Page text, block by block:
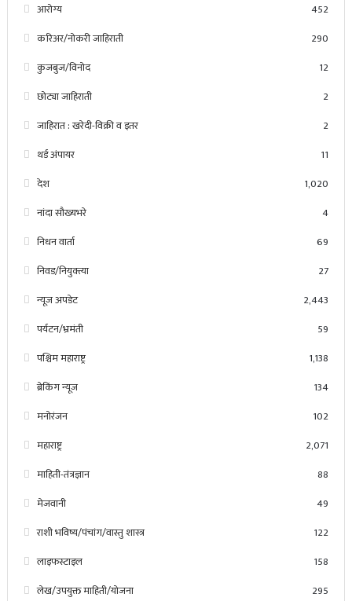
आरोग्य
452
करिअर/नोकरी जाहिराती
290
कुजबुज/विनोद
12
छोट्या जाहिराती
2
जाहिरात : खरेदी-विक्री व इतर
2
थर्ड अंपायर
11
देश
1,020
नांदा सौख्यभरे
4
निधन वार्ता
69
निवड/नियुक्त्या
27
न्यूज अपडेट
2,443
पर्यटन/भ्रमंती
59
पश्चिम महाराष्ट्र
1,138
ब्रेकिंग न्यूज
134
मनोरंजन
102
महाराष्ट्र
2,071
माहिती-तंत्रज्ञान
88
मेजवानी
49
राशी भविष्य/पंचांग/वास्तु शास्त्र
122
लाइफस्टाइल
158
लेख/उपयुक्त माहिती/योजना
295